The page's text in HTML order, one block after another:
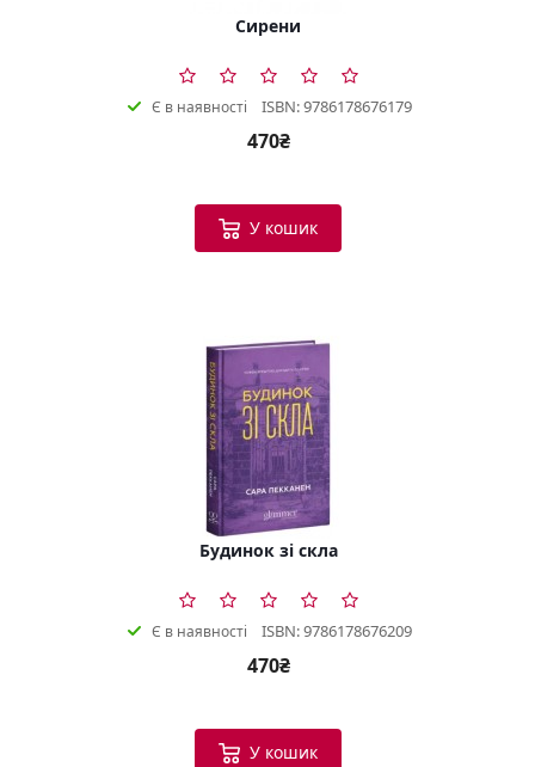
Сирени
Є в наявності ISBN: 9786178676179
470₴
У кошик
Будинок зі скла
Є в наявності ISBN: 9786178676209
470₴
У кошик